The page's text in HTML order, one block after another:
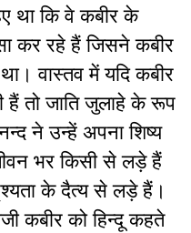
था कि वे कबीर के
कर रहे हैं जिसने कबीर
वास्तव में यदि कबीर
हैं तो जाति जुलाहे के रूप
ने उन्हें अपना शिष्य
भर किसी से लड़े हैं
के दैत्य से लड़े हैं।
कबीर को हिन्दू कहते